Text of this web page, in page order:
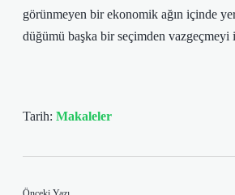
görünmeyen bir ekonomik ağın içinde
düğümü başka bir seçimden vazgeçmeyi
Tarih: Makaleler